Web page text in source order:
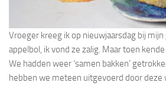
Vroeger kreeg ik op nieuwjaarsdag bij
appelbol, ik vond ze zalig. Maar toen
We hadden weer ‘samen bakken’
hebben we meteen uitgevoerd door